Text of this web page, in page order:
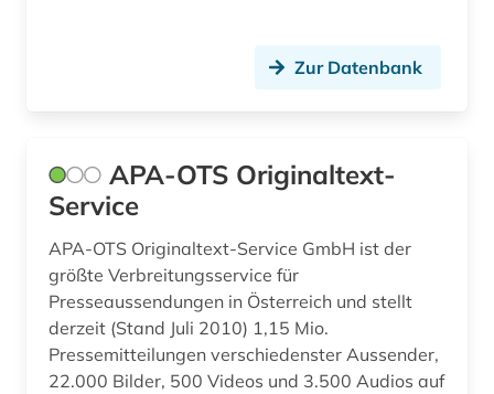
erschließung (1)
europa (5)
europarecht (1)
europäische normen (1)
Zur Datenbank
APA-OTS Originaltext-
Service
APA-OTS Originaltext-Service GmbH ist der
größte Verbreitungsservice für
Presseaussendungen in Österreich und stellt
derzeit (Stand Juli 2010) 1,15 Mio.
Pressemitteilungen verschiedenster Aussender,
22.000 Bilder, 500 Videos und 3.500 Audios auf